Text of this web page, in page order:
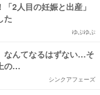
2人目の妊娠と出産」
た
ゆぷゆぷ
なんてなるはずない…そ
の…
シンクアフェーズ